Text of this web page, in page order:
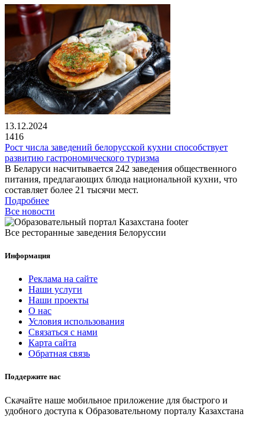
13.12.2024
1416
Рост числа заведений белорусской кухни способствует
развитию гастрономического туризма
В Беларуси насчитывается 242 заведения общественного
питания, предлагающих блюда национальной кухни, что
составляет более 21 тысячи мест.
Подробнее
Все новости
Все ресторанные заведения Белоруссии
Информация
Реклама на сайте
Наши услуги
Наши проекты
О нас
Условия использования
Связаться с нами
Карта сайта
Обратная связь
Поддержите нас
Скачайте наше мобильное приложение для быстрого и
удобного доступа к Образовательному порталу Казахстана